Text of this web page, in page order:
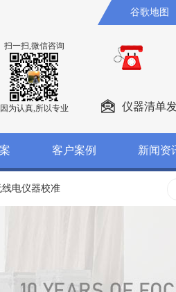
谷歌地图
扫一扫,微信咨询
因为认真,所以专业 仪器清单
客户案例 新闻资
线电仪器校准